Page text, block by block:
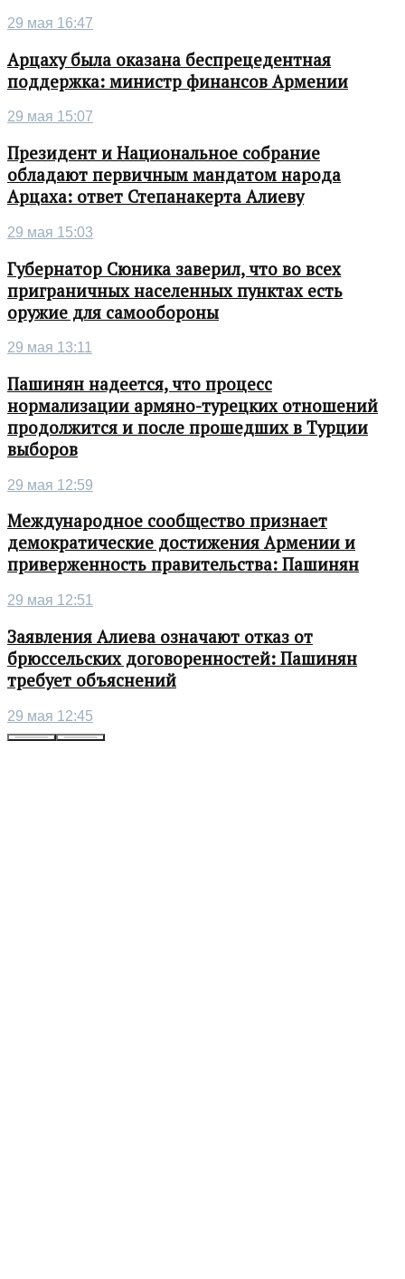
29 мая 16:47
Арцаху была оказана беспрецедентная
поддержка: министр финансов Армении
29 мая 15:07
Президент и Национальное собрание
обладают первичным мандатом народа
Арцаха: ответ Степанакерта Алиеву
29 мая 15:03
Губернатор Сюника заверил, что во всех
приграничных населенных пунктах есть
оружие для самообороны
29 мая 13:11
Пашинян надеется, что процесс
нормализации армяно-турецких отношений
продолжится и после прошедших в Турции
выборов
29 мая 12:59
Международное сообщество признает
демократические достижения Армении и
приверженность правительства: Пашинян
29 мая 12:51
Заявления Алиева означают отказ от
брюссельских договоренностей: Пашинян
требует объяснений
29 мая 12:45